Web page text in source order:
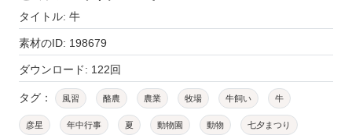
タイトル: 牛
素材のID: 198679
ダウンロード: 122回
タグ： 風習 酪農 農業 牧場 牛飼い 牛
彦星 年中行事 夏 動物園 動物 七夕まつり